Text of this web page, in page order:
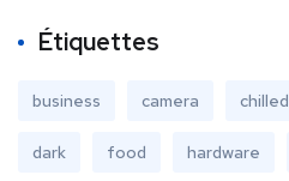
Étiquettes
business camera chilled
dark food hardware